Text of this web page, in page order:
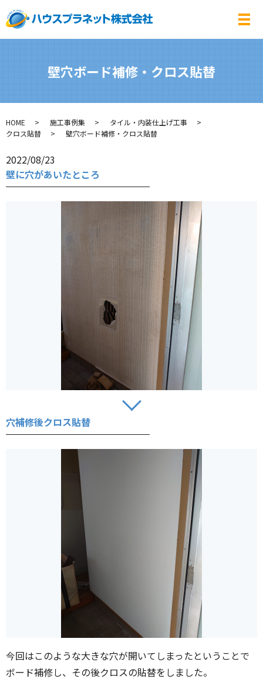
メ
壁穴ボード補修・クロス貼替
HOME 施工事例集
タイル・内装仕上げ工事
クロス貼替
壁穴ボード補修・クロス貼替
2022/08/23
壁に穴があいたところ
穴補修後クロス貼替
今回はこのような大きな穴が開いてしまったということで
ボード補修し、その後クロスの貼替をしました。